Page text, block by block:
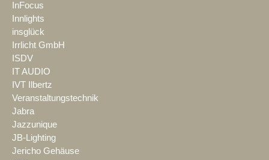
InFocus
Innlights
insglück
Irrlicht GmbH
ISDV
IT AUDIO
IVT Ilbertz
Veranstaltungstechnik
Jabra
Jazzunique
JB-Lighting
Jericho Gehäuse